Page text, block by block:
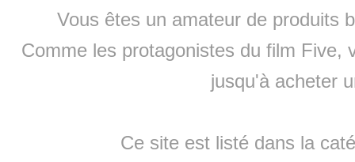
Vous êtes un amateur de produits
Comme les protagonistes du film Five,
jusqu'à acheter
Ce site est listé dans la